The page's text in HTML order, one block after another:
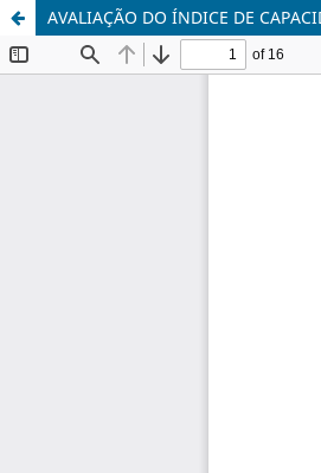
AVALIAÇÃO DO ÍNDICE DE